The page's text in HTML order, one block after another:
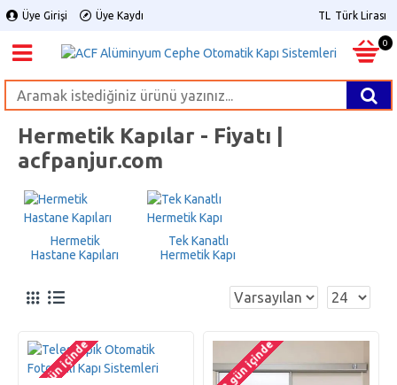
Üye Girişi Üye Kaydı TL Türk Lirası
0
Hermetik Kapılar - Fiyatı |
acfpanjur.com
Hermetik
Hastane Kapıları
Tek Kanatlı
Hermetik Kapı
2-3 gün içinde 2-3 gün içinde